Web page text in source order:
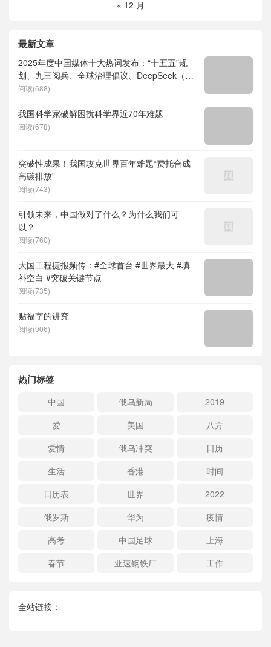
« 12 月
最新文章
2025年度中国媒体十大热词发布：“十五五”规
划、九三阅兵、全球治理倡议、DeepSeek（深
度求索）、人形机器人、苏超、票根经济、育
阅读(688)
我国科学家破解困扰科学界近70年难题
阅读(678)
突破性成果！我国攻克世界百年难题“费托合成
高碳排放”
阅读(743)
引领未来，中国做对了什么？为什么我们可
以？
阅读(760)
大国工程捷报频传：#全球首台 #世界最大 #填
补空白 #突破关键节点
阅读(735)
贴福字的讲究
阅读(906)
热门标签
中国 俄乌新局
2019
爱
美国
八方
爱情
俄乌冲突
日历
生活
香港
时间
日历表
世界
2022
俄罗斯
华为
疫情
高考
中国足球
上海
春节
亚速钢铁厂 工作
全站链接：